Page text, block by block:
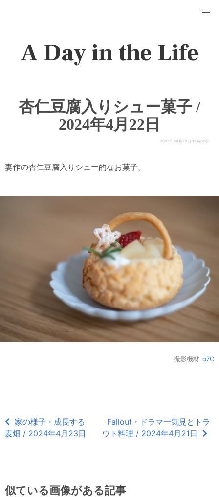
A Day in the Life
杏仁豆腐入りシュー菓子 /
2024年4月22日
2024年04月22日 12時00分
妻作の杏仁豆腐入りシュー的なお菓子。
撮影機材 α7C
家の様子・成長する
麦畑 / 2024年4月23日
Fallout・ドラマ一気見とトラ
ウト料理 / 2024年4月21日
似ている画像がある記事